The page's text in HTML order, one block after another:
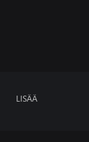
LISÄÄ